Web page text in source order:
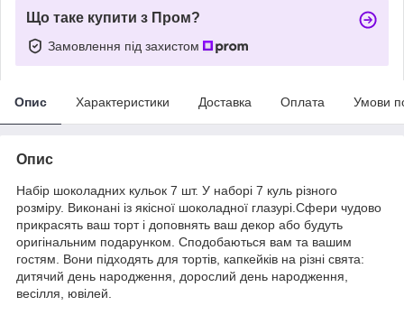
Що таке купити з Пром?
Замовлення під захистом
Опис Характеристики Доставка Оплата Умови
Опис
Набір шоколадних кульок 7 шт. У наборі 7 куль різного
розміру. Виконані із якісної шоколадної глазурі.Сфери чудово
прикрасять ваш торт і доповнять ваш декор або будуть
оригінальним подарунком. Сподобаються вам та вашим
гостям. Вони підходять для тортів, капкейків на різні свята:
дитячий день народження, дорослий день народження,
весілля, ювілей.